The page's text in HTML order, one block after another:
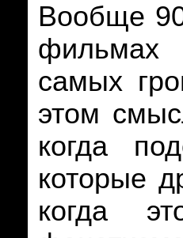
Вообще
фильмах
самых
этом
когда
которые
когда